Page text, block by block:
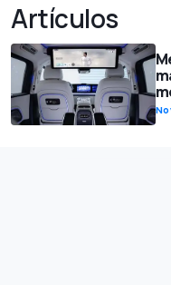
Artículos